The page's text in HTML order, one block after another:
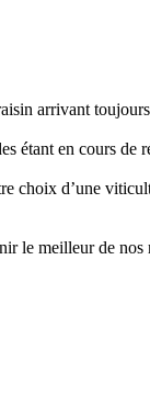
arrivant
étant en cours de
d’une
le meilleur de nos